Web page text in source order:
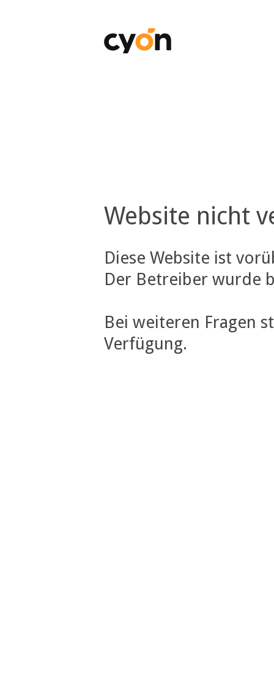
Website nicht
Diese Website ist
Der Betreiber wurde
Bei weiteren Fragen
Verfügung.